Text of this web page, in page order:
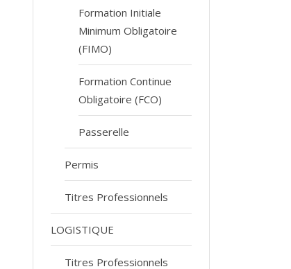
Formation Initiale
Minimum Obligatoire
(FIMO)
Formation Continue
Obligatoire (FCO)
Passerelle
Permis
Titres Professionnels
LOGISTIQUE
Titres Professionnels